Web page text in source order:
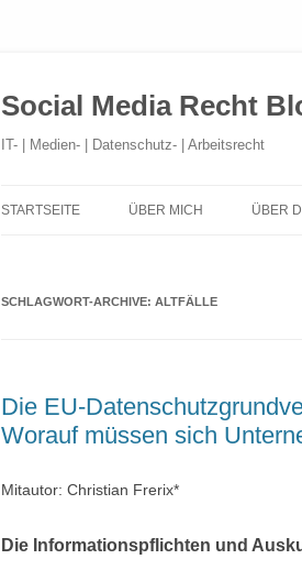
Social Media Recht
IT- | Medien- | Datenschutz- | Arbeitsrecht
STARTSEITE ÜBER MICH ÜBER
SCHLAGWORT-ARCHIVE: ALTFÄLLE
Die EU-
Worauf müssen sich
Mitautor: Christian Frerix*
Die Informationspflichten und